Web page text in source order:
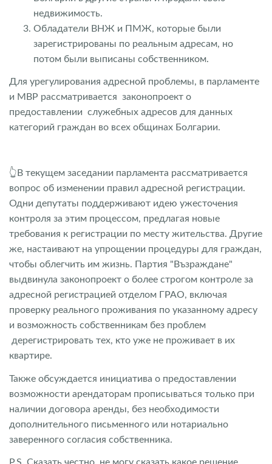
недвижимость.
Обладатели ВНЖ и ПМЖ, которые были
зарегистрированы по реальным адресам, но
потом были выписаны собственником.
Для урегулирования адресной проблемы, в парламенте
и МВР рассматривается законопроект о
предоставлении служебных адресов для данных
категорий граждан во всех общинах Болгарии.
👆В текущем заседании парламента рассматривается
вопрос об изменении правил адресной регистрации.
Одни депутаты поддерживают идею ужесточения
контроля за этим процессом, предлагая новые
требования к регистрации по месту жительства. Другие
же, настаивают на упрощении процедуры для граждан,
чтобы облегчить им жизнь. Партия "Възраждане"
выдвинула законопроект о более строгом контроле за
адресной регистрацией отделом ГРАО, включая
проверку реального проживания по указанному адресу
и возможность собственникам без проблем
дерегистрировать тех, кто уже не проживает в их
квартире.
Также обсуждается инициатива о предоставлении
возможности арендаторам прописываться только при
наличии договора аренды, без необходимости
дополнительного письменного или нотариально
заверенного согласия собственника.